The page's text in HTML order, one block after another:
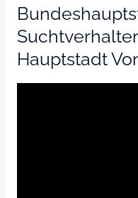
Hauptstadt